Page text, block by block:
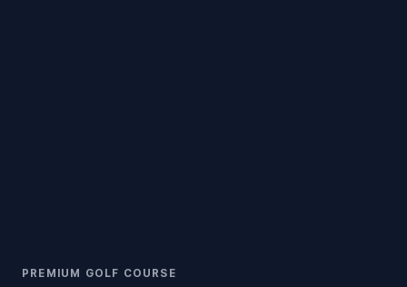
PREMIUM GOLF COURSE